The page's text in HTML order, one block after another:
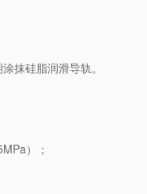
抹硅脂润滑导轨。
）；